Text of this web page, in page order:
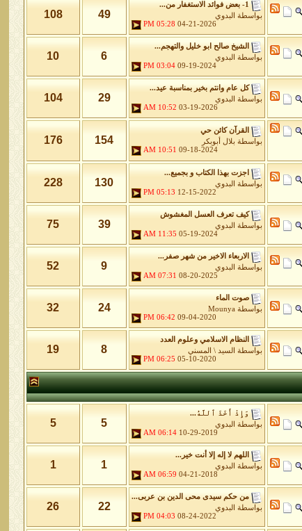
1- بعض فوائد الاستغفار من...
بواسطة
البدوي
04-21-2026
05:28 PM
49
108
الشيخ صالح ابو خليل والتهجم...
بواسطة
البدوي
09-19-2024
03:04 PM
6
10
كل عام وانتم بخير بمناسبة عيد...
بواسطة
البدوي
03-19-2026
10:52 AM
29
104
القرآن كائن حي
بواسطة بلال أبوبكر
09-18-2024
10:51 AM
154
176
اجزت بهذا الكتاب و بجميع...
بواسطة
البدوي
12-15-2022
05:13 PM
130
228
كيف تعرف العسل المغشوش
بواسطة
البدوي
05-19-2024
11:35 AM
39
75
الاربعاء الاخير من شهر صفر...
بواسطة
البدوي
08-20-2025
07:31 AM
9
52
صوت الماء
بواسطة Mounya
09-04-2020
06:42 PM
24
32
النظام الاسلامي وعلوم العدد
بواسطة
السيد \ المسني
05-10-2020
06:25 PM
8
19
وَإِذْ أَخَذَ ٱللَّهُ...
بواسطة
البدوي
10-29-2019
06:14 AM
5
5
اللهم لا إله إلا أنت خير...
بواسطة
البدوي
04-21-2018
06:59 AM
1
1
من حكم سيدى محى الدين بن عربى...
بواسطة
البدوي
08-24-2022
04:03 PM
22
26